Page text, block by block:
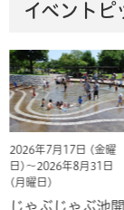
イベントピ
2026年7月17日 (金曜
日)～2026年8月31日
(月曜日)
じゃぶじゃぶ池開